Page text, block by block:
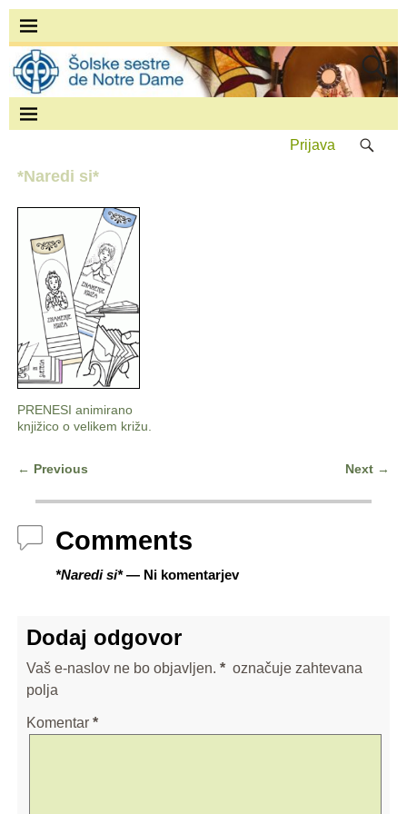
Prijava
*Naredi si*
PRENESI animirano
knjižico o velikem križu.
← Previous Next →
Comments
*Naredi si*— Ni komentarjev
Dodaj odgovor
Vaš e-naslov ne bo objavljen. * označuje zahtevana
polja
Komentar *